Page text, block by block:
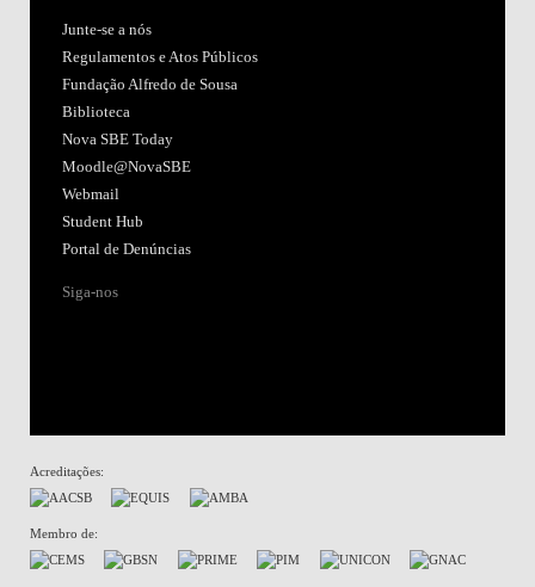
Junte-se a nós
Regulamentos e Atos Públicos
Fundação Alfredo de Sousa
Biblioteca
Nova SBE Today
Moodle@NovaSBE
Webmail
Student Hub
Portal de Denúncias
Siga-nos
Acreditações:
Membro de: